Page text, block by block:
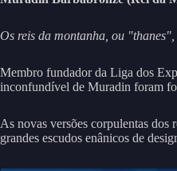
Os reis da montanha, ou
Membro fundador da Liga dos
inconfundível de Muradin foram
As novas versões corpulentas
grandes escudos enânicos de